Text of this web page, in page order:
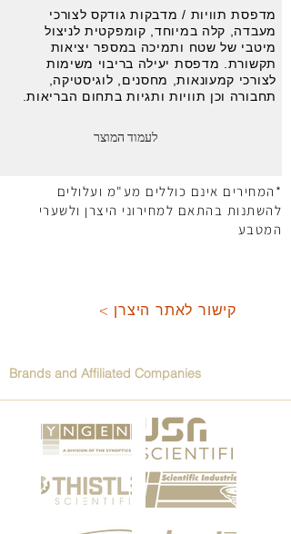
מדפסת תוויות / מדבקות גודקס לצורכי
מעבדה, קלה במיוחד, קומפקטית לניצול
מיטבי של שטח ותמיכה במספר יציאות
תקשורת. מדפסת יעילה בריבוי משימות
לצורכי קמעונאות, מחסנים, לוגיסטיקה,
תחבורה וכן תוויות ותגיות בתחום הבריאות.
לעמוד המוצר
*המחירים אינם כוללים מע"מ ועלולים
להשתנות בהתאם למחירוני היצרן ולשערי
המטבע
< קישור לאתר היצרן
Brands and Affiliated Companies